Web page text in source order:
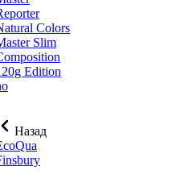
Colors
Slim
Edition
Назад